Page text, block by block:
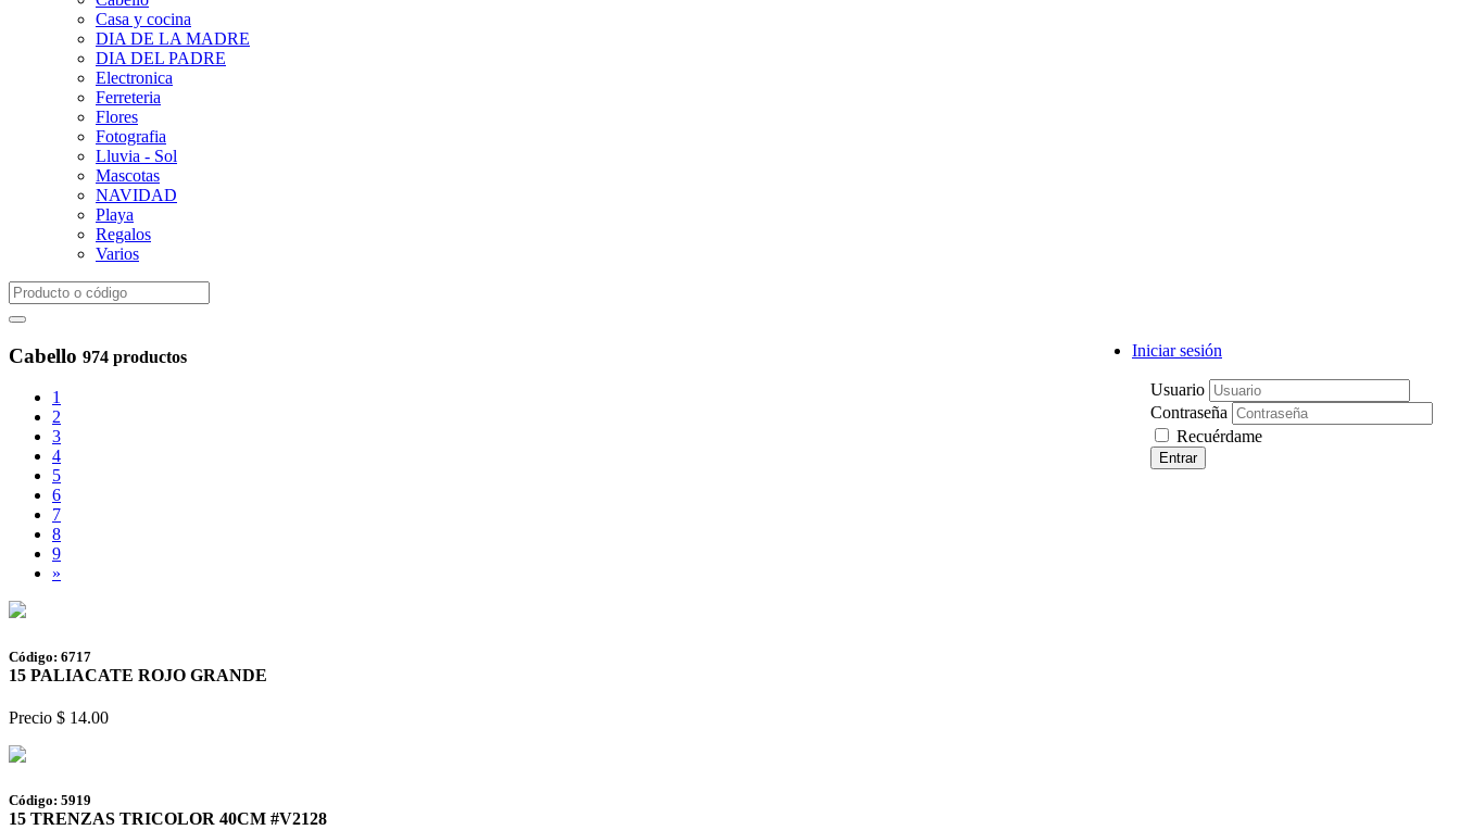
Casa y cocina
DIA DE LA MADRE
DIA DEL PADRE
Electronica
Ferreteria
Flores
Fotografia
Lluvia - Sol
Mascotas
NAVIDAD
Playa
Regalos
Varios
Iniciar sesión
Usuario
Contraseña
Recuérdame
Entrar
Cabello 974 productos
1
2
3
4
5
6
7
8
9
»
Código: 6717
15 PALIACATE ROJO GRANDE
Precio $ 14.00
Código: 5919
15 TRENZAS TRICOLOR 40CM #V2128